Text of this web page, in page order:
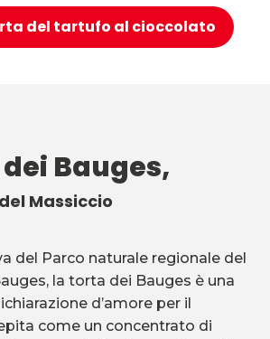
del tartufo al cioccolato
Bauges,
Massiccio
del Parco naturale regionale del
la torta dei Bauges è una
d’amore per il
come un concentrato di